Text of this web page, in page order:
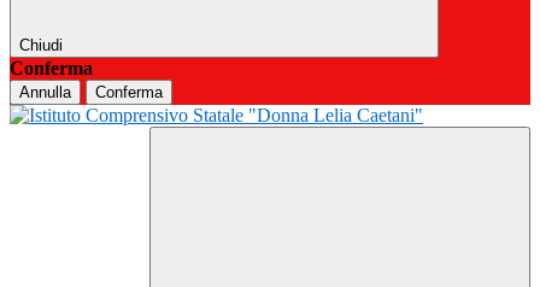
Chiudi
Conferma
Annulla Conferma